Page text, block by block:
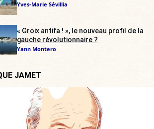
Yves-Marie Sévillia
« Groix antifa ! », le nouveau profil de la
gauche révolutionnaire ?
Yann Montero
JAMET